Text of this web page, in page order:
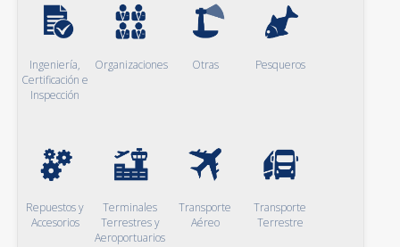
Ingeniería,
Certificación e
Inspección
Organizaciones Otras Pesqueros
Repuestos y
Accesorios
Terminales
Terrestres y
Aeroportuarios
Transporte
Aéreo
Transporte
Terrestre